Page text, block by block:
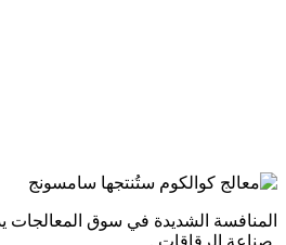
المنافسة الشديدة في سوق المعالجات يدفع بشركات
صناعة الرقاقات .